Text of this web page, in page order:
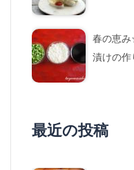
春の恵
漬けの作
最近の投稿